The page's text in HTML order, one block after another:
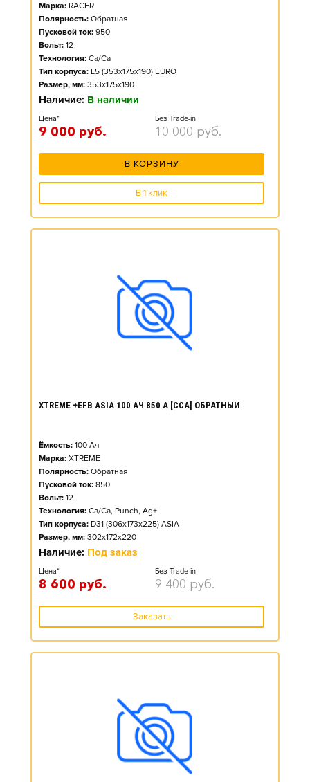
Марка: RACER
Полярность: Обратная
Пусковой ток: 950
Вольт: 12
Технология: Ca/Ca
Тип корпуса: L5 (353x175x190) EURO
Размер, мм: 353x175x190
Наличие: В наличии
Цена*
9 000 руб.
Без Trade-in
10 000 руб.
В КОРЗИНУ
В 1 клик
XTREME +EFB ASIA 100 АЧ 850 А [CCA] ОБРАТНЫЙ
Ёмкость: 100 Ач
Марка: XTREME
Полярность: Обратная
Пусковой ток: 850
Вольт: 12
Технология: Ca/Ca, Punch, Ag+
Тип корпуса: D31 (306x173x225) ASIA
Размер, мм: 302x172x220
Наличие: Под заказ
Цена*
8 600 руб.
Без Trade-in
9 400 руб.
Заказать